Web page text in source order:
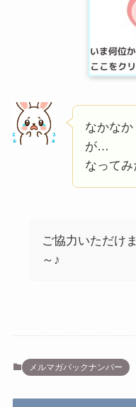
なかな
が…
なってみ
ご協力いただけ
～♪
メルマガバックナンバー